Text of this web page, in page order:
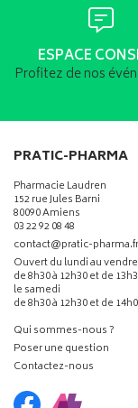
ESPACE
Profitez de nos
PRATIC-PHARMA
Pharmacie Laudren
152 rue Jules Barni
80090 Amiens
03 22 92 08 48
contact-
@-
pratic-pharma.fr
Ouvert du lundi au
de 8h30 à 12h30 et de
le samedi
de 8h30 à 12h30 et de
Qui sommes-nous ?
Poser une question
Contactez-nous